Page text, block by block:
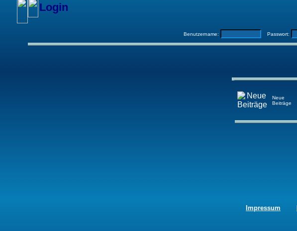
Login
Benutzername: Passwort:
Neue
Beiträge
Impressum